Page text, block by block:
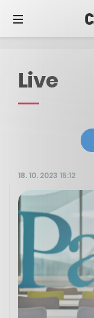
Live
18. 10. 2023 15:12